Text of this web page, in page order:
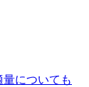
についても